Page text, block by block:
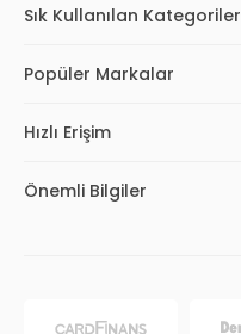
Sık Kullanılan Kategoriler
Popüler Markalar
Hızlı Erişim
Önemli Bilgiler